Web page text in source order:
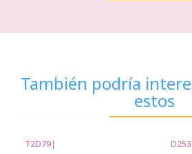
También podría
estos
T2D79| D253